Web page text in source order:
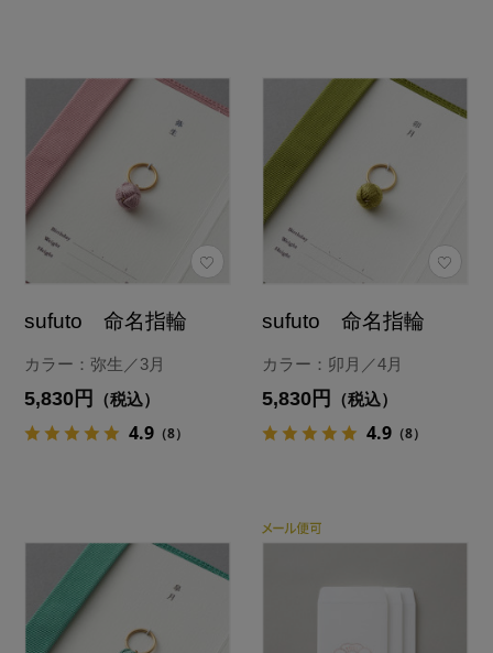
sufuto 命名指輪
カラー：弥生／3月
5,830円 （税込）
4.9 （8）
sufuto 命名指輪
カラー：卯月／4月
5,830円 （税込）
4.9 （8）